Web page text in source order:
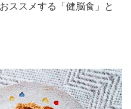
ススメする「健脳食」と